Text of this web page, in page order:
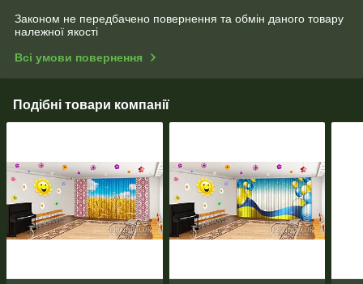
Законом не передбачено повернення та обмін даного товару
належної якості
Всі умови повернення
Подібні товари компанії